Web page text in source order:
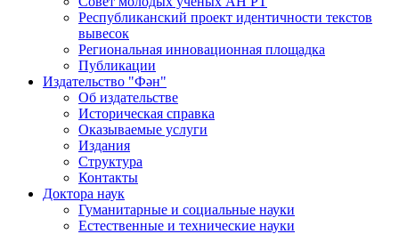
Республиканский проект идентичности текстов
вывесок
Региональная инновационная площадка
Публикации
Издательство "Фән"
Об издательстве
Историческая справка
Оказываемые услуги
Издания
Структура
Контакты
Доктора наук
Гуманитарные и социальные науки
Естественные и технические науки